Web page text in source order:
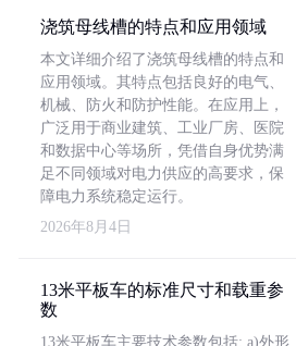
浇筑母线槽的特点和应用领域
本文详细介绍了浇筑母线槽的特点和
应用领域。其特点包括良好的电气、
机械、防火和防护性能。在应用上，
广泛用于商业建筑、工业厂房、医院
和数据中心等场所，凭借自身优势满
足不同领域对电力供应的高要求，保
障电力系统稳定运行。
2026年8月4日
13米平板车的标准尺寸和载重参
数
13米平板车主要技术参数包括: a)外形